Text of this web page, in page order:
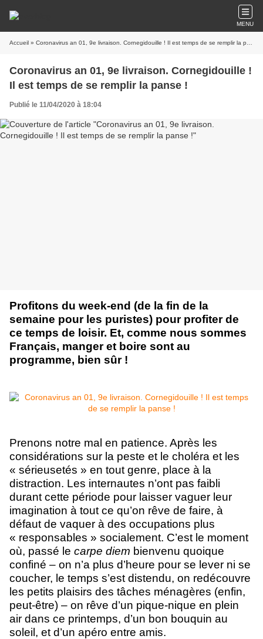
MENU
Accueil » Coronavirus an 01, 9e livraison. Cornegidouille ! Il est temps de se remplir la panse !
Coronavirus an 01, 9e livraison. Cornegidouille !
Il est temps de se remplir la panse !
Publié le 11/04/2020 à 18:04
Profitons du week-end (de la fin de la
semaine pour les puristes) pour profiter de
ce temps de loisir. Et, comme nous sommes
Français, manger et boire sont au
programme, bien sûr !
Prenons notre mal en patience. Après les
considérations sur la peste et le choléra et les
« sérieusetés » en tout genre, place à la
distraction. Les internautes n’ont pas faibli
durant cette période pour laisser vaguer leur
imagination à tout ce qu’on rêve de faire, à
défaut de vaquer à des occupations plus
« responsables » socialement. C’est le moment
où, passé le carpe diem bienvenu quoique
confiné – on n’a plus d’heure pour se lever ni se
coucher, le temps s’est distendu, on redécouvre
les petits plaisirs des tâches ménagères (enfin,
peut-être) – on rêve d’un pique-nique en plein
air dans ce printemps, d’un bon bouquin au
soleil, et d’un apéro entre amis.